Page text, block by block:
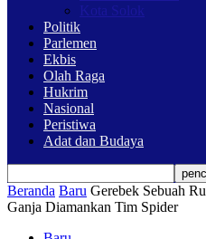
Kota Solok
Politik
Parlemen
Ekbis
Olah Raga
Hukrim
Nasional
Peristiwa
Adat dan Budaya
Beranda Baru Gerebek Sebuah
Ganja Diamankan Tim Spider